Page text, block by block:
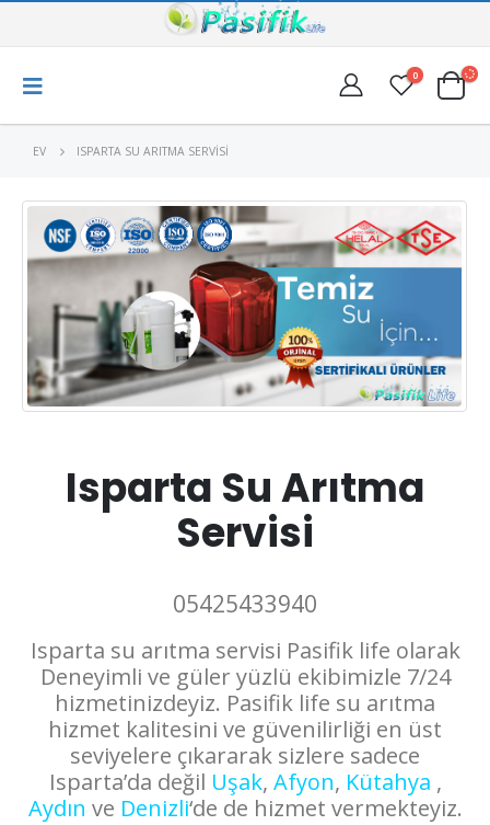
0
EV ISPARTA SU ARITMA SERVISI
Isparta Su Arıtma
Servisi
05425433940
Isparta su arıtma servisi Pasifik life olarak
Deneyimli ve güler yüzlü ekibimizle 7/24
hizmetinizdeyiz. Pasifik life su arıtma
hizmet kalitesini ve güvenilirliği en üst
seviyelere çıkararak sizlere sadece
Isparta’da değil Uşak, Afyon, Kütahya ,
Aydın ve Denizli‘de de hizmet vermekteyiz.